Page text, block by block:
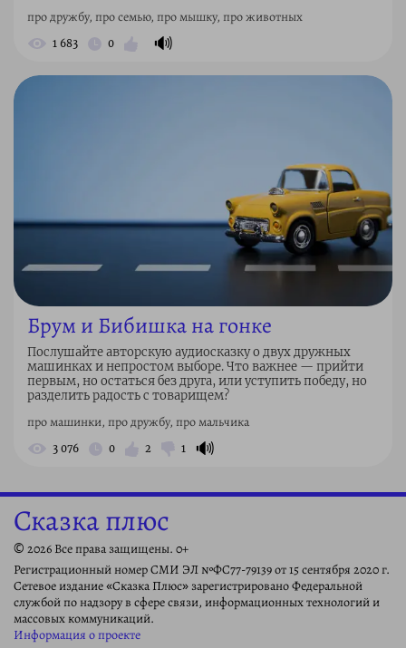
про дружбу, про семью, про мышку, про животных
1 683 0 🔊
Брум и Бибишка на гонке
Послушайте авторскую аудиосказку о двух дружных
машинках и непростом выборе. Что важнее — прийти
первым, но остаться без друга, или уступить победу, но
разделить радость с товарищем?
про машинки, про дружбу, про мальчика
3 076 0 2 1 🔊
Сказка плюс
© 2026 Все права защищены. 0+
Регистрационный номер СМИ ЭЛ №ФС77-79139 от 15 сентября 2020 г.
Сетевое издание «Сказка Плюс» зарегистрировано Федеральной
службой по надзору в сфере связи, информационных технологий и
массовых коммуникаций.
Информация о проекте